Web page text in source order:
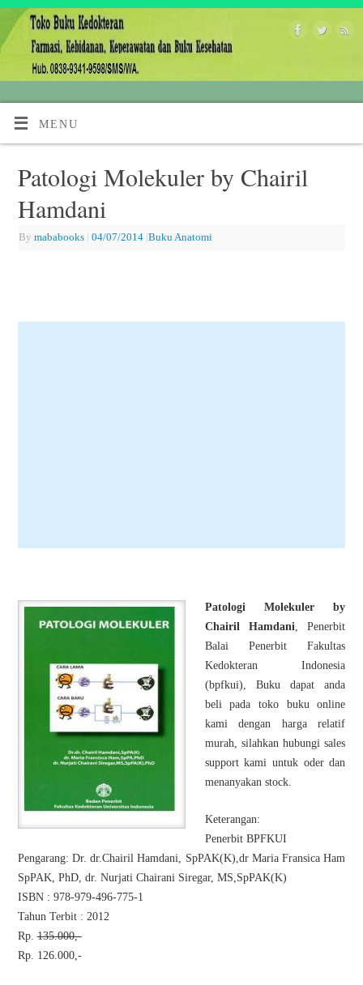
MENU
Patologi Molekuler by Chairil
Hamdani
By mababooks | 04/07/2014 |Buku Anatomi
Patologi Molekuler by
Chairil Hamdani, Penerbit
Balai Penerbit Fakultas
Kedokteran Indonesia
(bpfkui), Buku dapat anda
beli pada toko buku online
kami dengan harga relatif
murah, silahkan hubungi sales
support kami untuk oder dan
menanyakan stock.
Keterangan:
Penerbit BPFKUI
Pengarang: Dr. dr.Chairil Hamdani, SpPAK(K),dr Maria Fransica Ham
SpPAK, PhD, dr. Nurjati Chairani Siregar, MS,SpPAK(K)
ISBN : 978-979-496-775-1
Tahun Terbit : 2012
Rp.135.000,-
Rp. 126.000,-